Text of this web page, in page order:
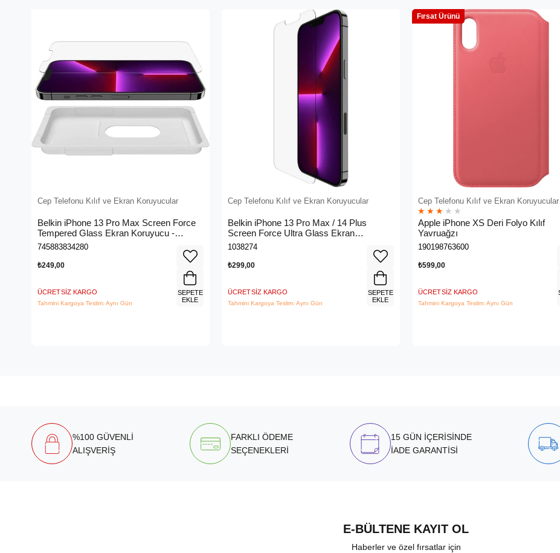
Cep Telefonu Kılıf ve Ekran Koruyucular
Belkin iPhone 13 Pro Max Screen Force
Tempered Glass Ekran Koruyucu -
OvaO70ZZ
745883834280
₺249,00
ÜCRETSIZ KARGO
Tahmini Kargoya Teslim: Aynı Gün
SEPETE
EKLE
Cep Telefonu Kılıf ve Ekran Koruyucular
Belkin iPhone 13 Pro Max / 14 Plus
Screen Force Ultra Glass Ekran
Koruyucu - Ova079ZZ
1038274
₺299,00
ÜCRETSIZ KARGO
Tahmini Kargoya Teslim: Aynı Gün
SEPETE
EKLE
Cep Telefonu Kılıf ve Ekran Koruyucular
★ ★ ★ ★ ★
Apple iPhone XS Deri Folyo Kılıf
Yavruağzı
190198763600
₺599,00
ÜCRETSIZ KARGO
Tahmini Kargoya Teslim: Aynı Gün
Fırsat Ürünü
%100 GÜVENLİ
ALIŞVERİŞ
FARKLI ÖDEME
SEÇENEKLERİ
15 GÜN İÇERİSİNDE
İADE GARANTİSİ
E-BÜLTENE KAYIT OL
Haberler ve özel fırsatlar için